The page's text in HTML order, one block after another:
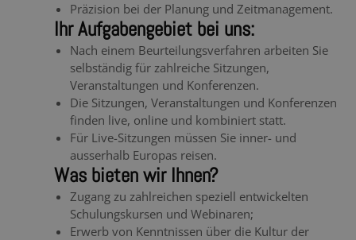
Präzision bei der Planung und Zeitmanagement.
Ihr Aufgabengebiet bei uns:
Nach einem Beurteilungsverfahren arbeiten Sie
selbständig für zahlreiche Sitzungen,
Veranstaltungen und Konferenzen.
Die Sitzungen, Veranstaltungen und Konferenzen
finden live, online und kombiniert statt.
Für Live-Sitzungen müssen Sie inner- und
ausserhalb Europas reisen.
Was bieten wir Ihnen?
Zugang zu zahlreichen speziell entwickelten
Schulungskursen und Webinaren;
Erwerb von Kenntnissen über die Kultur der